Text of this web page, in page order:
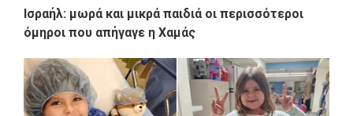
Ισραήλ: μωρά και μικρά παιδιά οι περισσότεροι
όμηροι που απήγαγε η Χαμάς